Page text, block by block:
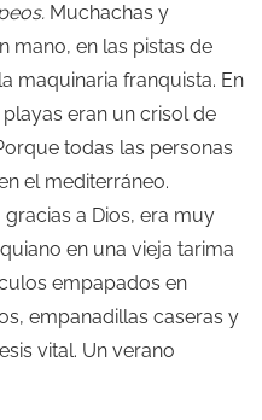
Muchachas y
mano, en las pistas de
maquinaria franquista. En
eran un crisol de
todas las personas
el mediterráneo.
gracias a Dios, era muy
en una vieja tarima
empapados en
empanadillas caseras y
vital. Un verano